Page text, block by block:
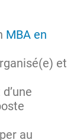
MBA en
et
au